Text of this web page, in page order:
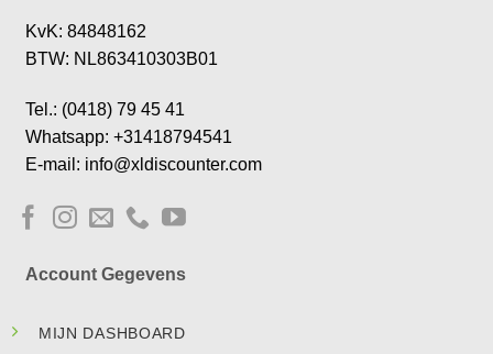
KvK: 84848162
BTW: NL863410303B01
Tel.: (0418) 79 45 41
Whatsapp: +31418794541
E-mail: info@xldiscounter.com
Account Gegevens
MIJN DASHBOARD